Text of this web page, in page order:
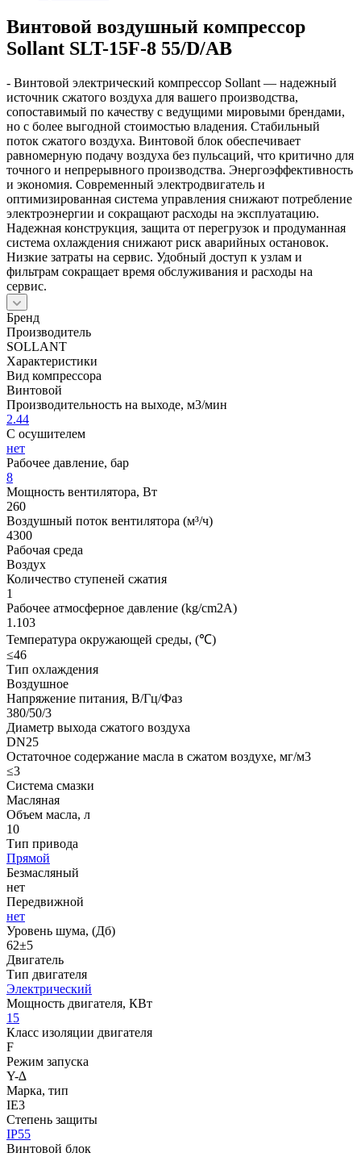
Винтовой воздушный компрессор
Sollant SLT-15F-8 55/D/AB
- Винтовой электрический компрессор Sollant — надежный
источник сжатого воздуха для вашего производства,
сопоставимый по качеству с ведущими мировыми брендами,
но с более выгодной стоимостью владения. Стабильный
поток сжатого воздуха. Винтовой блок обеспечивает
равномерную подачу воздуха без пульсаций, что критично для
точного и непрерывного производства. Энергоэффективность
и экономия. Современный электродвигатель и
оптимизированная система управления снижают потребление
электроэнергии и сокращают расходы на эксплуатацию.
Надежная конструкция, защита от перегрузок и продуманная
система охлаждения снижают риск аварийных остановок.
Низкие затраты на сервис. Удобный доступ к узлам и
фильтрам сокращает время обслуживания и расходы на
сервис.
Бренд
Производитель
SOLLANT
Характеристики
Вид компрессора
Винтовой
Производительность на выходе, м3/мин
2.44
С осушителем
нет
Рабочее давление, бар
8
Мощность вентилятора, Вт
260
Воздушный поток вентилятора (м³/ч)
4300
Рабочая среда
Воздух
Количество ступеней сжатия
1
Рабочее атмосферное давление (kg/cm2A)
1.103
Температура окружающей среды, (℃)
≤46
Тип охлаждения
Воздушное
Напряжение питания, В/Гц/Фаз
380/50/3
Диаметр выхода сжатого воздуха
DN25
Остаточное содержание масла в сжатом воздухе, мг/м3
≤3
Система смазки
Масляная
Объем масла, л
10
Тип привода
Прямой
Безмасляный
нет
Передвижной
нет
Уровень шума, (Дб)
62±5
Двигатель
Тип двигателя
Электрический
Мощность двигателя, КВт
15
Класс изоляции двигателя
F
Режим запуска
Y-∆
Марка, тип
IE3
Степень защиты
IP55
Винтовой блок